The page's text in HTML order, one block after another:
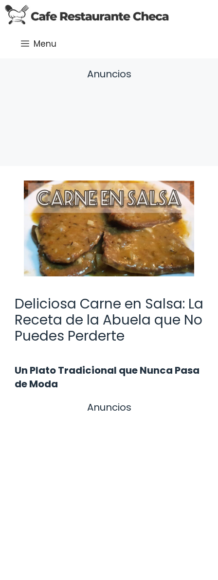
Saltar
al
Menu
Anuncios
Deliciosa Carne en Salsa: La
Receta de la Abuela que No
Puedes Perderte
Un Plato Tradicional que Nunca Pasa
de Moda
Anuncios